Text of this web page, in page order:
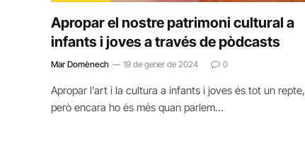
Apropar el nostre patrimoni cultural a
infants i joves a través de pòdcasts
Mar Domènech 19 de gener de 2024 0
Apropar l’art i la cultura a infants i joves és tot un repte,
però encara ho és més quan parlem…